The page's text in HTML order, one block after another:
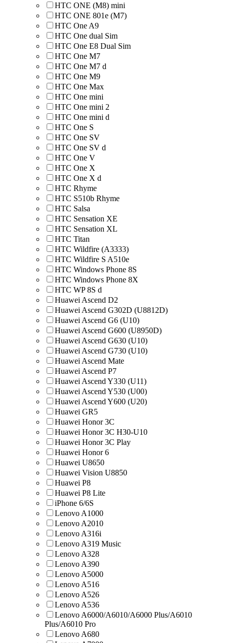
HTC ONE (M8) mini
HTC ONE 801e (M7)
HTC One A9
HTC One dual Sim
HTC One E8 Dual Sim
HTC One M7
HTC One M7 d
HTC One M9
HTC One Max
HTC One mini
HTC One mini 2
HTC One mini d
HTC One S
HTC One SV
HTC One SV d
HTC One V
HTC One X
HTC One X d
HTC Rhyme
HTC S510b Rhyme
HTC Salsa
HTC Sensation XE
HTC Sensation XL
HTC Titan
HTC Wildfire (A3333)
HTC Wildfire S A510e
HTC Windows Phone 8S
HTC Windows Phone 8X
HTC WP 8S d
Huawei Ascend D2
Huawei Ascend G302D (U8812D)
Huawei Ascend G6 (U10)
Huawei Ascend G600 (U8950D)
Huawei Ascend G630 (U10)
Huawei Ascend G730 (U10)
Huawei Ascend Mate
Huawei Ascend P7
Huawei Ascend Y330 (U11)
Huawei Ascend Y530 (U00)
Huawei Ascend Y600 (U20)
Huawei GR5
Huawei Honor 3C
Huawei Honor 3C H30-U10
Huawei Honor 3C Play
Huawei Honor 6
Huawei U8650
Huawei Vision U8850
Huawei Р8
Huawei Р8 Lite
iPhone 6/6S
Lenovo A1000
Lenovo A2010
Lenovo A316i
Lenovo A319 Music
Lenovo A328
Lenovo A390
Lenovo A5000
Lenovo A516
Lenovo A526
Lenovo A536
Lenovo A6000/A6010/A6000 Plus/A6010
Plus/A6010 Pro
Lenovo A680